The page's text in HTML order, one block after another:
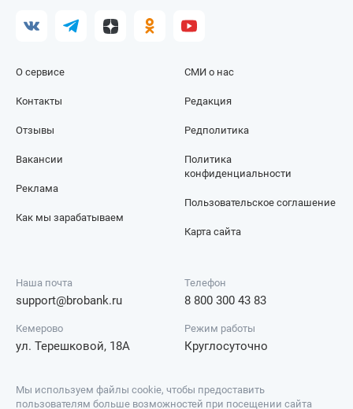
О сервисе
Контакты
Отзывы
СМИ о нас
Редакция
Редполитика
Вакансии
Реклама
Как мы зарабатываем
Политика
конфиденциальности
Пользовательское соглашение
Карта сайта
Наша почта
support@brobank.ru
Телефон
8 800 300 43 83
Кемерово
ул. Терешковой, 18А
Режим работы
Круглосуточно
Мы используем файлы cookie, чтобы предоставить
пользователям больше возможностей при посещении сайта